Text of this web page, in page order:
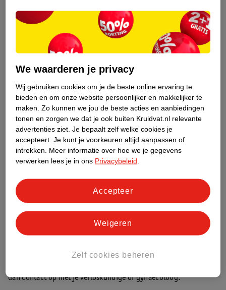
Vermoeidheid
Als je langere tijd misselijk bent kan dit leiden tot vermoeidheid.
Misselijkheid en braken kost het lichaam veel energie. Het is
daarom belangrijk om even je rust te pakken als je moe bent. Je
kunt een dutje doen of gewoon even op de bank liggen of zitten.
Speekselovervloed
Sommige vrouwen kunnen last hebben van overmatige
speekselproductie als gevolg van zwangerschapsmisselijkheid.
Ochtendmisselijkheid tijdens de zwangerschap
Wanneer je last hebt van zwangerschapsmisselijkheid verschilt
per vrouw. Ochtendmisselijkheid is vaak het eerste waar vrouwen
ochtend kan ook worden veroorzaakt of verergerd door een lege
dan contact op met je verloskundige of gynaecoloog.
We waarderen je privacy
Wij gebruiken cookies om je de beste online ervaring te
bieden en om onze website persoonlijker en makkelijker te
maken. Zo kunnen we jou de beste acties en aanbiedingen
tonen en zorgen we dat je ook buiten Kruidvat.nl relevante
advertenties ziet. Je bepaalt zelf welke cookies je
accepteert. Je kunt je voorkeuren altijd aanpassen of
intrekken.
Meer informatie over hoe we je gegevens
verwerken lees je in ons Privacybeleid
Zelf cookies beheren
Weigeren
Accepteer